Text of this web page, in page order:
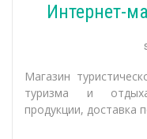
Интернет-
Магазин
туризма и
продукции, доставка